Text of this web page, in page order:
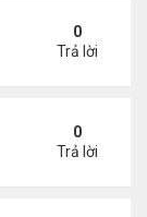
đàn
0
Trả lời
đàn
0
Trả lời